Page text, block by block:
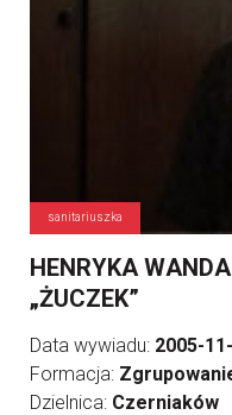
sanitariuszka
HENRYKA
„ŻUCZEK”
Data wywiadu: 2005-
Formacja:
Dzielnica: Czerniaków